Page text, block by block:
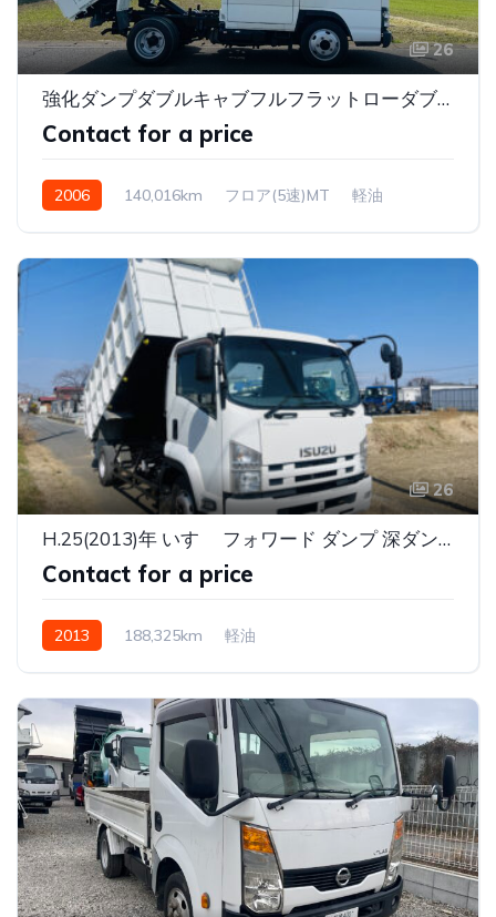
26
強化ダンプダブルキャブフルフラットローダブルキャブダンプ付
Contact for a price
2006 140,016km フロア(5速)MT 軽油
26
H.25(2013)年 いすゞ フォワード ダンプ 深ダンプ 白
Contact for a price
2013 188,325km 軽油